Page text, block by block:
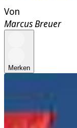
Von
Marcus Breuer
Merken